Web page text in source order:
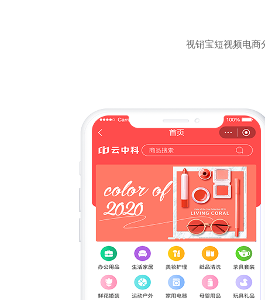
视销宝短视频电商